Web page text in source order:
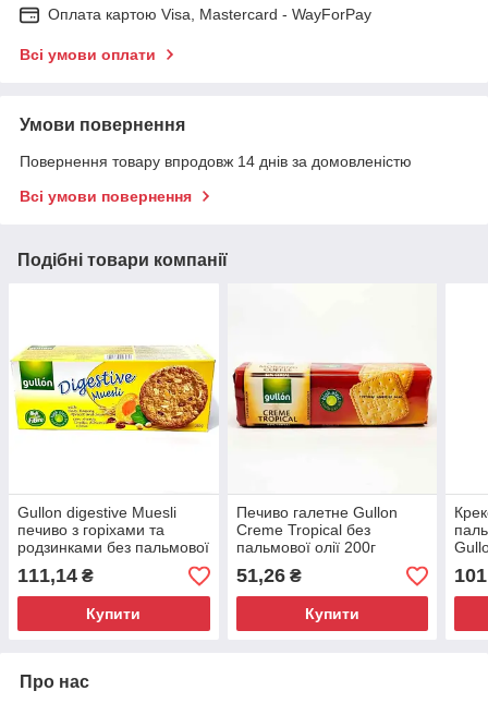
Оплата картою Visa, Mastercard - WayForPay
Всі умови оплати
Умови повернення
Повернення товару впродовж 14 днів за домовленістю
Всі умови повернення
Подібні товари компанії
Gullon digestive Muesli
печиво з горіхами та
родзинками без пальмової
111,14 ₴
Купити
Печиво галетне Gullon
Creme Tropical без
пальмової олії 200г
51,26₴
Купити
Про нас